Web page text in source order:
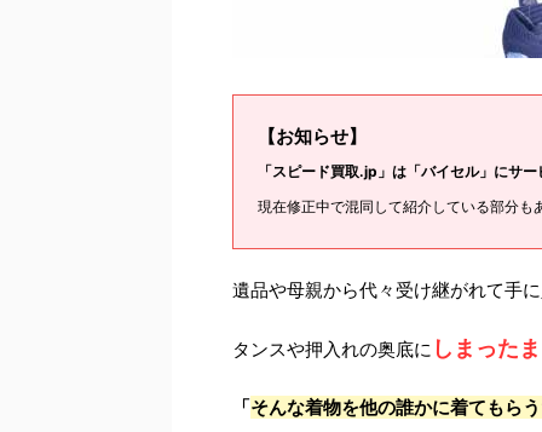
【お知らせ】
「スピード買取.jp」は「バイセル」にサ
現在修正中で混同して紹介している部分も
遺品や母親から代々受け継がれて手
タンスや押入れの奥底に しまった
「そんな着物を他の誰かに着てもら